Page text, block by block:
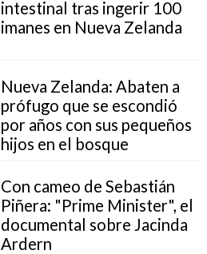
intestinal tras ingerir 100
imanes en Nueva Zelanda
Nueva Zelanda: Abaten a
prófugo que se escondió
por años con sus pequeños
hijos en el bosque
Con cameo de Sebastián
Piñera: "Prime Minister", el
documental sobre Jacinda
Ardern